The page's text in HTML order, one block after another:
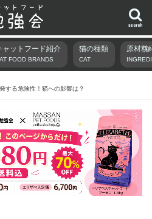
search
ャットフード紹介
FOOD BRANDS
猫の種類
CAT
原材料
する危険性！猫への影響は？